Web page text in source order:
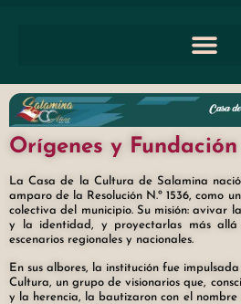
Orígenes y Fundación
La Casa de la Cultura de Salamina
amparo de la Resolución N.º 1536, como
colectiva del municipio. Su misión: avivar
y la identidad, y proyectarlas más allá
escenarios regionales y nacionales.
En sus albores, la institución fue
Cultura, un grupo de visionarios que,
y la herencia, la bautizaron con el